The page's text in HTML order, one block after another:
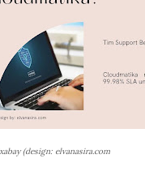
(design: elvanasira.com